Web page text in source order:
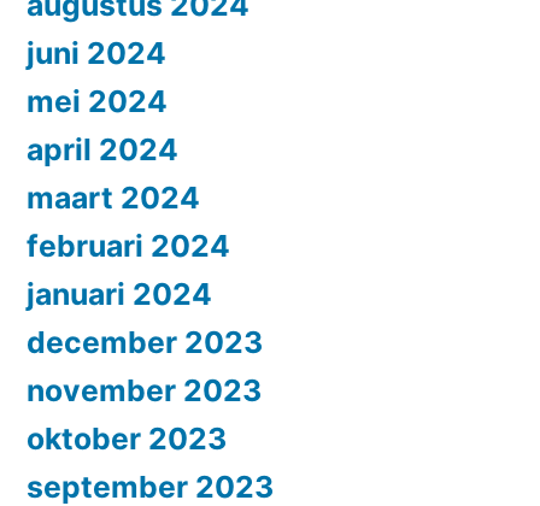
juni 2024
mei 2024
april 2024
maart 2024
februari 2024
januari 2024
december 2023
november 2023
oktober 2023
september 2023